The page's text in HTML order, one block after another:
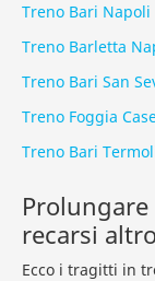
Treno Bari Napoli
Treno Barletta
Treno Bari San
Treno Foggia
Treno Bari
recarsi
Ecco i tragitti in